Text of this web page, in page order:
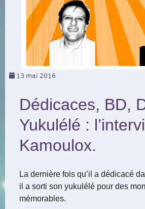
13 mai 2016
Dédicaces, BD,
Yukulélé :
Kamoulox.
La dernière fois qu’il a dédicacé
il a sorti son yukulélé pour des
mémorables.